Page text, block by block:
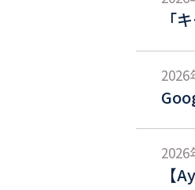
「
2026
2026
【